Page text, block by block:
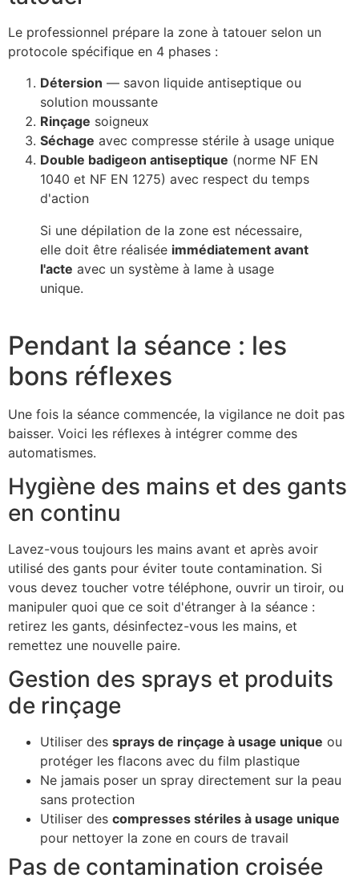
Le professionnel prépare la zone à tatouer selon un
protocole spécifique en 4 phases :
Détersion — savon liquide antiseptique ou
solution moussante
Rinçage soigneux
Séchage avec compresse stérile à usage unique
Double badigeon antiseptique (norme NF EN
1040 et NF EN 1275) avec respect du temps
d'action
Si une dépilation de la zone est nécessaire,
elle doit être réalisée immédiatement avant
l'acte avec un système à lame à usage
unique.
Pendant la séance : les
bons réflexes
Une fois la séance commencée, la vigilance ne doit pas
baisser. Voici les réflexes à intégrer comme des
automatismes.
Hygiène des mains et des gants
en continu
Lavez-vous toujours les mains avant et après avoir
utilisé des gants pour éviter toute contamination. Si
vous devez toucher votre téléphone, ouvrir un tiroir, ou
manipuler quoi que ce soit d'étranger à la séance :
retirez les gants, désinfectez-vous les mains, et
remettez une nouvelle paire.
Gestion des sprays et produits
de rinçage
Utiliser des sprays de rinçage à usage unique ou
protéger les flacons avec du film plastique
Ne jamais poser un spray directement sur la peau
sans protection
Utiliser des compresses stériles à usage unique
pour nettoyer la zone en cours de travail
Pas de contamination croisée